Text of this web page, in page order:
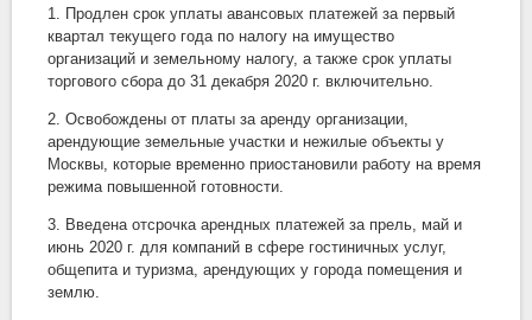
1. Продлен срок уплаты авансовых платежей за первый
квартал текущего года по налогу на имущество
организаций и земельному налогу, а также срок уплаты
торгового сбора до 31 декабря 2020 г. включительно.
2. Освобождены от платы за аренду организации,
арендующие земельные участки и нежилые объекты у
Москвы, которые временно приостановили работу на время
режима повышенной готовности.
3. Введена отсрочка арендных платежей за прель, май и
июнь 2020 г. для компаний в сфере гостиничных услуг,
общепита и туризма, арендующих у города помещения и
землю.